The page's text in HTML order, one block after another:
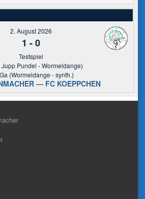
2. August 2026
1 -0
Testspiel
Pundel - Wormeldange)
(Wormeldange - synth.)
— FC KOEPPCHEN